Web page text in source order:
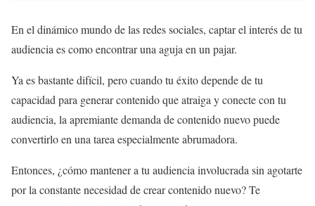
En el dinámico mundo de las redes sociales, captar el interés de tu
audiencia es como encontrar una aguja en un pajar.
Ya es bastante difícil, pero cuando tu éxito depende de tu
capacidad para generar contenido que atraiga y conecte con tu
audiencia, la apremiante demanda de contenido nuevo puede
convertirlo en una tarea especialmente abrumadora.
Entonces, ¿cómo mantener a tu audiencia involucrada sin agotarte
por la constante necesidad de crear contenido nuevo? Te